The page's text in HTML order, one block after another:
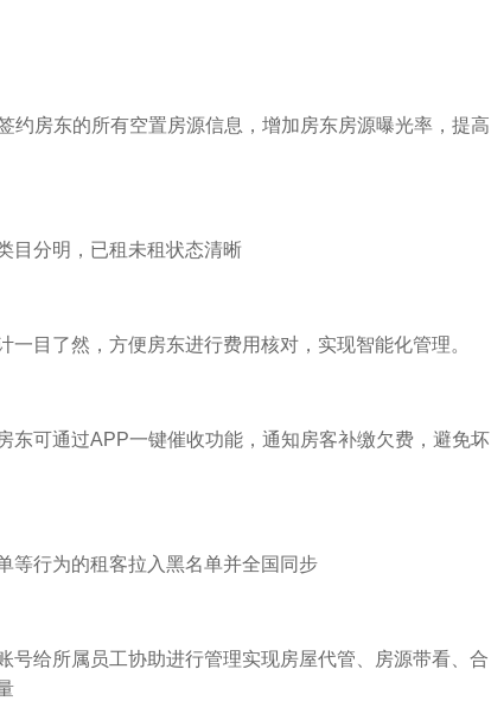
约房东的所有空置房源信息，增加房东房源曝光率，提高
目分明，已租未租状态清晰
目了然，方便房东进行费用核对，实现智能化管理。
东可通过APP一键催收功能，通知房客补缴欠费，避免坏
等行为的租客拉入黑名单并全国同步
给所属员工协助进行管理实现房屋代管、房源带看、合